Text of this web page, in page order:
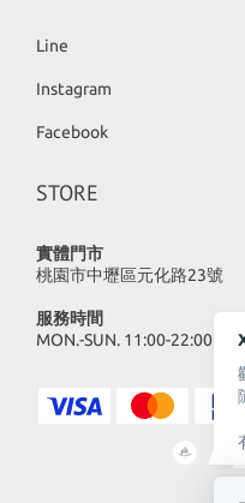
Line
Instagram
Facebook
STORE
實體門市
桃園市中壢區元化路23號
服務時間
MON.-SUN. 11:00-22:00